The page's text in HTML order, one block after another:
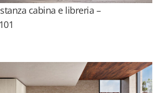
cabina e libreria –